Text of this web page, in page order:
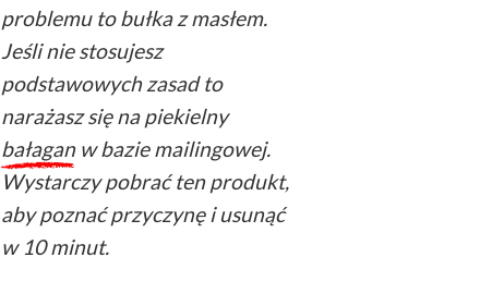
problemu to bułka z masłem.
Jeśli nie stosujesz
podstawowych zasad to
narażasz się na piekielny
bałaganw bazie mailingowej.
Wystarczy pobrać ten produkt,
aby poznać przyczynę i usunąć
w 10 minut.